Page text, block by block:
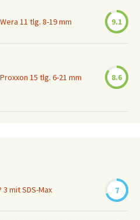
11 tlg. 8-19 mm 9.1
15 tlg. 6-21 mm 8.6
3 mit SDS-Max 7